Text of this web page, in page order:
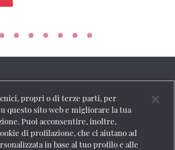
FS Italiane
propri o di terze parti, per
questo sito web e migliorare la tua
Puoi acconsentire, inoltre,
di profilazione, che ci aiutano ad
in base al tuo profilo e alle